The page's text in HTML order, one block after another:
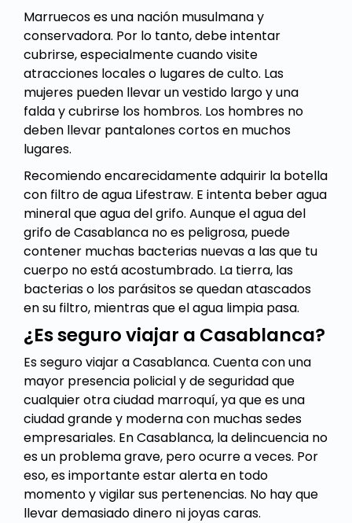
Marruecos es una nación musulmana y
conservadora. Por lo tanto, debe intentar
cubrirse, especialmente cuando visite
atracciones locales o lugares de culto. Las
mujeres pueden llevar un vestido largo y una
falda y cubrirse los hombros. Los hombres no
deben llevar pantalones cortos en muchos
lugares.
Recomiendo encarecidamente adquirir la botella
con filtro de agua Lifestraw. E intenta beber agua
mineral que agua del grifo. Aunque el agua del
grifo de Casablanca no es peligrosa, puede
contener muchas bacterias nuevas a las que tu
cuerpo no está acostumbrado. La tierra, las
bacterias o los parásitos se quedan atascados
en su filtro, mientras que el agua limpia pasa.
¿Es seguro viajar a Casablanca?
Es seguro viajar a Casablanca. Cuenta con una
mayor presencia policial y de seguridad que
cualquier otra ciudad marroquí, ya que es una
ciudad grande y moderna con muchas sedes
empresariales. En Casablanca, la delincuencia no
es un problema grave, pero ocurre a veces. Por
eso, es importante estar alerta en todo
momento y vigilar sus pertenencias. No hay que
llevar demasiado dinero ni joyas caras.